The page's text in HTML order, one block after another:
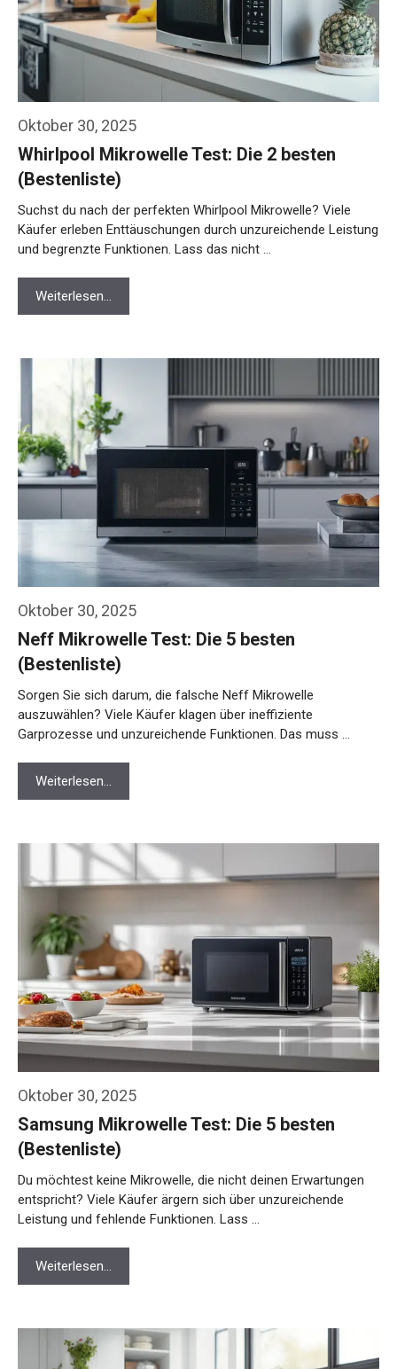
Oktober 30, 2025
Whirlpool Mikrowelle Test: Die 2 besten
(Bestenliste)
Suchst du nach der perfekten Whirlpool Mikrowelle? Viele
Käufer erleben Enttäuschungen durch unzureichende Leistung
und begrenzte Funktionen. Lass das nicht …
Weiterlesen…
Oktober 30, 2025
Neff Mikrowelle Test: Die 5 besten
(Bestenliste)
Sorgen Sie sich darum, die falsche Neff Mikrowelle
auszuwählen? Viele Käufer klagen über ineffiziente
Garprozesse und unzureichende Funktionen. Das muss …
Weiterlesen…
Oktober 30, 2025
Samsung Mikrowelle Test: Die 5 besten
(Bestenliste)
Du möchtest keine Mikrowelle, die nicht deinen Erwartungen
entspricht? Viele Käufer ärgern sich über unzureichende
Leistung und fehlende Funktionen. Lass …
Weiterlesen…